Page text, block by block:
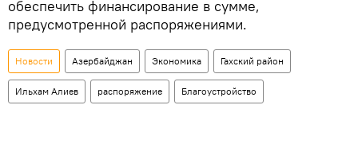
обеспечить финансирование в сумме,
предусмотренной распоряжениями.
Новости Азербайджан Экономика Гахский район
Ильхам Алиев распоряжение Благоустройство